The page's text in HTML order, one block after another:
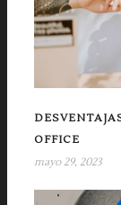
OFFICE
mayo 29, 2023